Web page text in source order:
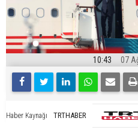
10:43 07
Haber Kaynağı TRTHABER